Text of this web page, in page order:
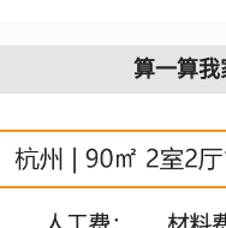
算一算我